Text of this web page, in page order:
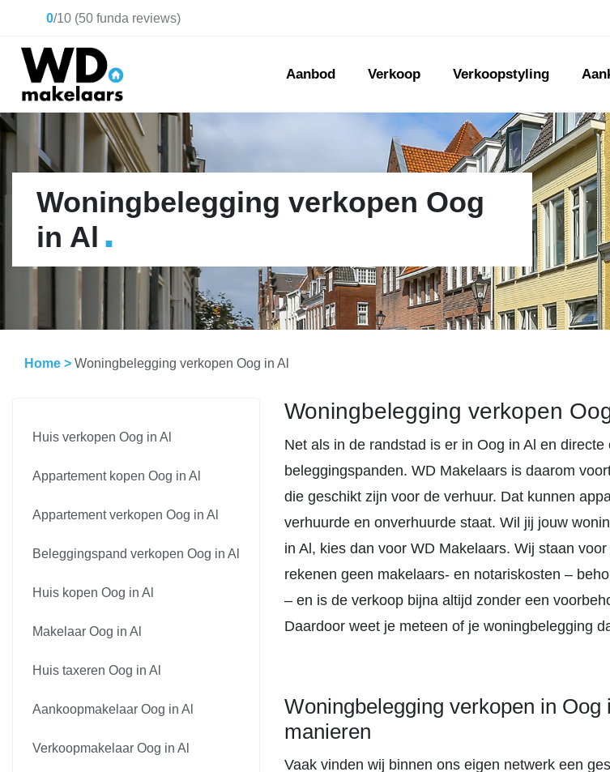
0/10 (50 funda reviews)
Aanbod Verkoop Verkoopstyling
Woningbelegging verkopen Oog
in Al .
Home > Woningbelegging verkopen Oog in Al
Huis verkopen Oog in Al
Appartement kopen Oog in Al
Appartement verkopen Oog in Al
Beleggingspand verkopen Oog in Al
Huis kopen Oog in Al
Makelaar Oog in Al
Huis taxeren Oog in Al
Aankoopmakelaar Oog in Al
Verkoopmakelaar Oog in Al
Woningbelegging verkopen
Net als in de randstad is er in Oog in Al en
beleggingspanden. WD Makelaars is daarom
die geschikt zijn voor de verhuur. Dat kunnen
verhuurde en onverhuurde staat. Wil jij jouw
in Al, kies dan voor WD Makelaars. Wij staan
rekenen geen makelaars- en notariskosten –
– en is de verkoop bijna altijd zonder een
Daardoor weet je meteen of je woningbelegging
Woningbelegging verkopen in Oog
manieren
Vaak vinden wij binnen ons eigen netwerk een